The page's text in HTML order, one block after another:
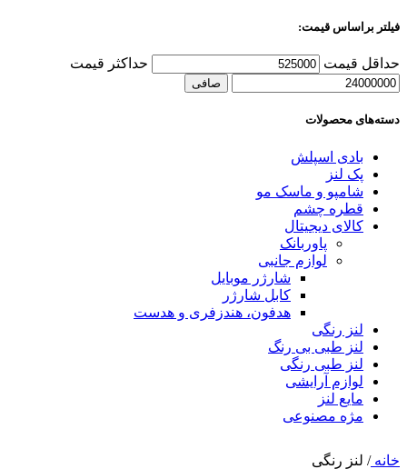
فیلتر براساس قیمت:
حداقل قیمت حداكثر قيمت
صافی
دسته‌های محصولات
بادی اسپلش
پک لنز
شامپو و ماسک مو
قطره چشم
کالای دیجیتال
پاوربانک
لوازم جانبی
شارژر موبایل
کابل شارژر
هدفون، هندزفری و هدست
لنز رنگی
لنز طبی بی رنگ
لنز طبی رنگی
لوازم آرایشی
مایع لنز
مژه مصنوعی
خانه/ لنز رنگی